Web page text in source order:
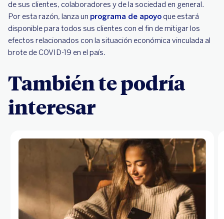
de sus clientes, colaboradores y de la sociedad en general.
Por esta razón, lanza un programa de apoyo que estará
disponible para todos sus clientes con el fin de mitigar los
efectos relacionados con la situación económica vinculada al
brote de COVID-19 en el país.
También te podría
interesar